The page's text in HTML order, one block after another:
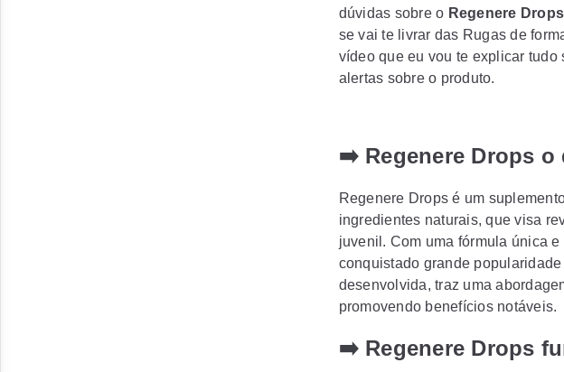
dúvidas sobre o Regenere
se vai te livrar das Rugas de
vídeo que eu vou te explicar
alertas sobre o produto.
➡️ Regenere Drops o
Regenere Drops é um
ingredientes naturais, que visa
juvenil. Com uma fórmula única
conquistado grande
desenvolvida, traz uma
promovendo benefícios notáveis.
➡️ Regenere Drops